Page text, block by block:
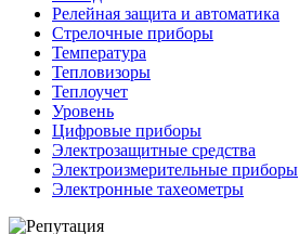
Релейная защита и автоматика
Стрелочные приборы
Температура
Тепловизоры
Теплоучет
Уровень
Цифровые приборы
Электрозащитные средства
Электроизмерительные приборы
Электронные тахеометры